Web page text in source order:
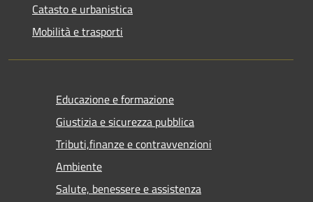
Catasto e urbanistica
Mobilità e trasporti
Educazione e formazione
Giustizia e sicurezza pubblica
Tributi,finanze e contravvenzioni
Ambiente
Salute, benessere e assistenza